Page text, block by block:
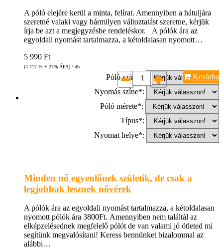
A póló elejére kerül a minta, felírat. Amennyiben a hátuljára
szeretné valaki vagy bármilyen változtatást szeretne, kérjük
írja be azt a megjegyzésbe rendeléskor. A pólók ára az
egyoldali nyomást tartalmazza, a kétoldalasan nyomott…
5 990 Ft
(4 717 Ft + 27% ÁFA) / db
Póló színe*:
Nyomás színe*:
Póló mérete*:
Típus*:
Nyomat helye*:
Kosárba
Minden nő egyenlőnek születik, de csak a
legjobbak lesznek nővérek
A pólók ára az egyoldali nyomást tartalmazza, a kétoldalasan
nyomott pólók ára 3800Ft. Amennyiben nem találtál az
elképzelésednek megfelelő pólót de van valami jó ötleted mi
segítünk megvalósítani! Keress bennünket bizalommal az
alábbi…